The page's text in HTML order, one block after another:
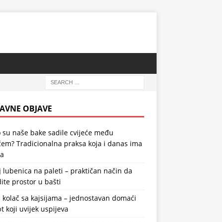
OBJAVE
su naše bake sadile cvijeće među
Tradicionalna praksa koja i danas ima
lubenica na paleti – praktičan način da
prostor u bašti
kolač sa kajsijama – jednostavan domaći
koji uvijek uspijeva